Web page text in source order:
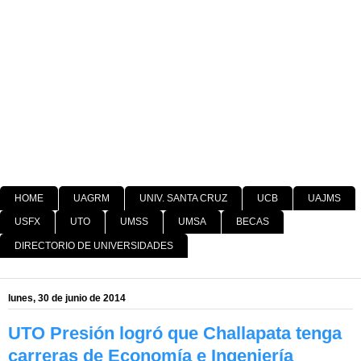
HOME UAGRM UNIV. SANTA CRUZ UCB UAJMS
USFX UTO UMSS UMSA BECAS
DIRECTORIO DE UNIVERSIDADES
lunes, 30 de junio de 2014
UTO Presión logró que Challapata tenga
carreras de Economía e Ingeniería